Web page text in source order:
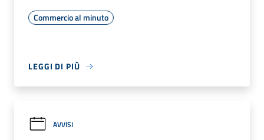
Commercio al minuto
LEGGI DI PIÙ
AVVISI